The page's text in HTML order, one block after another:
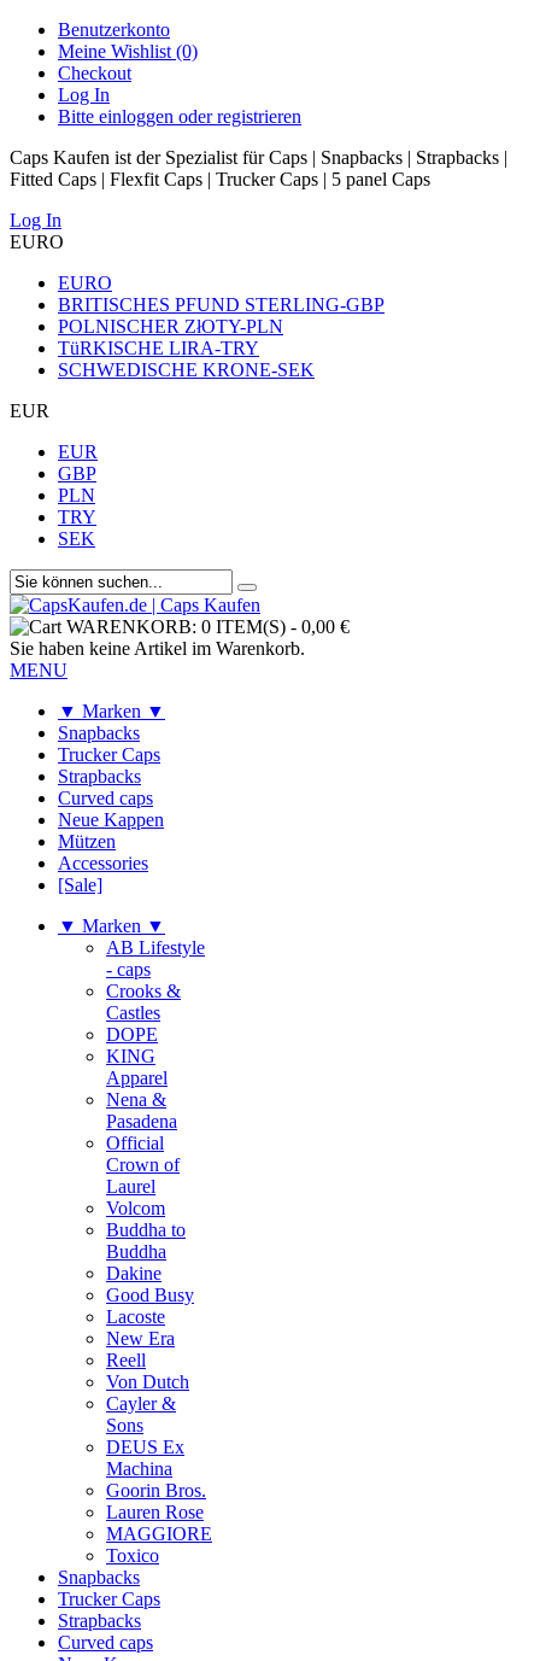
Benutzerkonto
Meine Wishlist (0)
Checkout
Log In
Bitte einloggen oder registrieren
Caps Kaufen ist der Spezialist für Caps | Snapbacks | Strapbacks |
Fitted Caps | Flexfit Caps | Trucker Caps | 5 panel Caps
Log In
EURO
EURO
BRITISCHES PFUND STERLING-GBP
POLNISCHER ZłOTY-PLN
TüRKISCHE LIRA-TRY
SCHWEDISCHE KRONE-SEK
EUR
EUR
GBP
PLN
TRY
SEK
WARENKORB: 0 ITEM(S) - 0,00 €
Sie haben keine Artikel im Warenkorb.
MENU
▼ Marken ▼
Snapbacks
Trucker Caps
Strapbacks
Curved caps
Neue Kappen
Mützen
Accessories
[Sale]
▼ Marken ▼
AB Lifestyle
- caps
Crooks &
Castles
DOPE
KING
Apparel
Nena &
Pasadena
Official
Crown of
Laurel
Volcom
Buddha to
Buddha
Dakine
Good Busy
Lacoste
New Era
Reell
Von Dutch
Cayler &
Sons
DEUS Ex
Machina
Goorin Bros.
Lauren Rose
MAGGIORE
Toxico
Snapbacks
Trucker Caps
Strapbacks
Curved caps